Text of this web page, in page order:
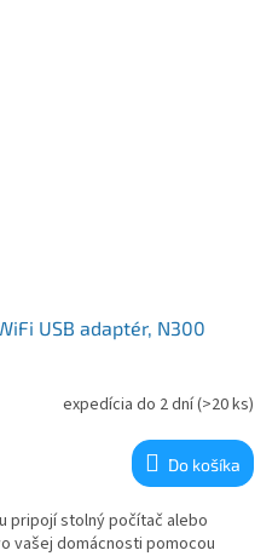
USB adaptér, N300
expedícia do 2 dní(>20 ks)
Do košíka
pripojí stolný počítač alebo
vašej domácnosti pomocou